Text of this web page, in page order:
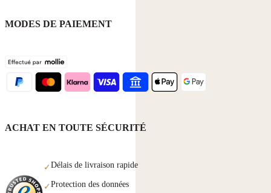
MODES DE PAIEMENT
ACHAT EN TOUTE SÉCURITÉ
✓Délais de livraison rapide
✓Protection des données